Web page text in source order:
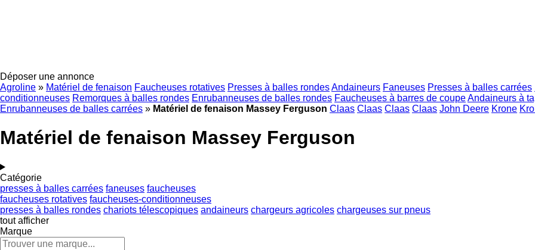
Déposer une annonce
Agroline » Matériel de fenaison Faucheuses rotatives Presses à balles rondesAndaineurs Faneuses Presses à balles carrées
conditionneuses Remorques à balles rondes Enrubanneuses de balles rondes Faucheuses à barres de coupeAndaineurs à
Enrubanneuses de balles carrées » Matériel de fenaison Massey Ferguson Claas Claas Claas Claas John Deere Krone
Matériel de fenaison Massey Ferguson
Catégorie
presses à balles carrées faneuses faucheuses
faucheuses rotatives faucheuses-conditionneuses
presses à balles rondes chariots télescopiques andaineurs chargeurs agricoles chargeuses sur pneus
tout afficher
Marque